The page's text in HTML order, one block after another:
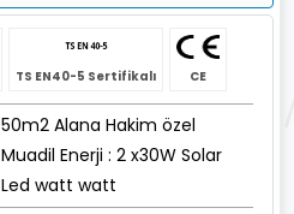
TS EN40-5 Sertifikalı CE
50m2 Alana Hakim özel
Muadil Enerji : 2 x30W Solar
Led watt watt